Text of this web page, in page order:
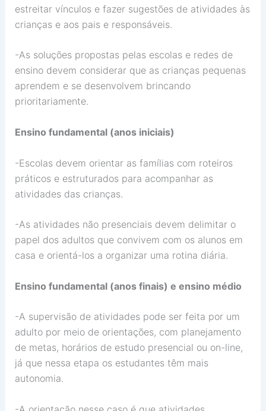
estreitar vínculos e fazer sugestões de atividades às
crianças e aos pais e responsáveis.
-As soluções propostas pelas escolas e redes de
ensino devem considerar que as crianças pequenas
aprendem e se desenvolvem brincando
prioritariamente.
Ensino fundamental (anos iniciais)
-Escolas devem orientar as famílias com roteiros
práticos e estruturados para acompanhar as
atividades das crianças.
-As atividades não presenciais devem delimitar o
papel dos adultos que convivem com os alunos em
casa e orientá-los a organizar uma rotina diária.
Ensino fundamental (anos finais) e ensino médio
-A supervisão de atividades pode ser feita por um
adulto por meio de orientações, com planejamento
de metas, horários de estudo presencial ou on-line,
já que nessa etapa os estudantes têm mais
autonomia.